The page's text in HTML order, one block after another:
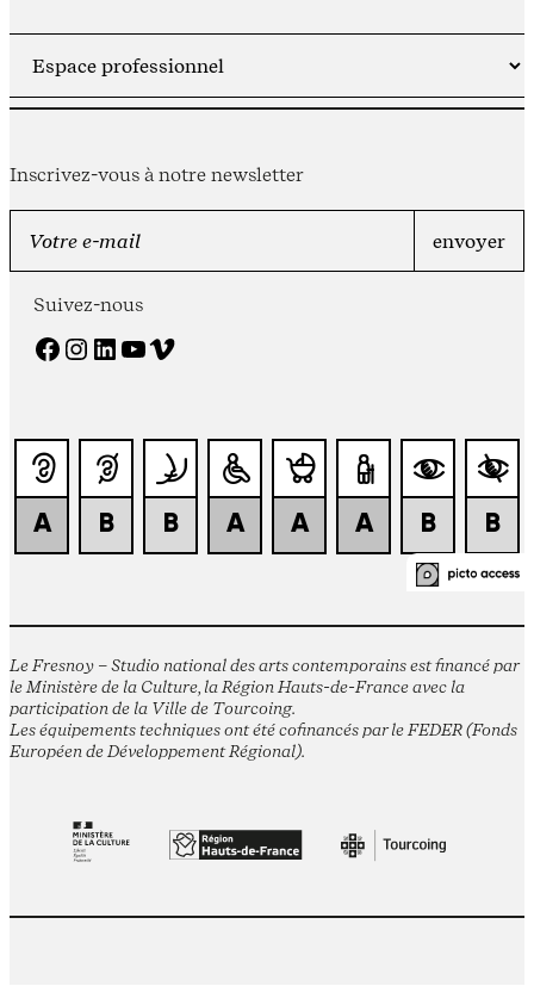
Inscrivez-vous à notre newsletter
Suivez-nous
Facebook Instagram LinkedIn YouTube Vimeo
Le Fresnoy – Studio national des arts contemporains est financé par
le Ministère de la Culture, la Région Hauts-de-France avec la
participation de la Ville de Tourcoing.
Les équipements techniques ont été cofinancés par le FEDER (Fonds
Européen de Développement Régional).